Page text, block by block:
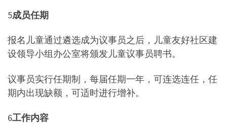
5成员任期
报名儿童通过遴选成为议事员之后，儿童友好社区建
设领导小组办公室将颁发儿童议事员聘书。
议事员实行任期制，每届任期一年，可连选连任，任
期内出现缺额，可适时进行增补。
6工作内容